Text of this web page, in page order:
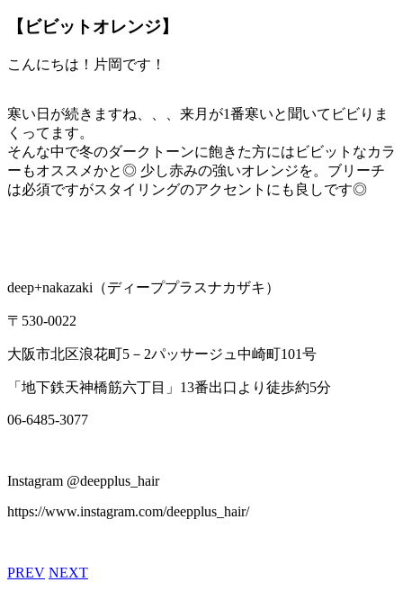
【ビビットオレンジ】
こんにちは！片岡です！
寒い日が続きますね、、、来月が1番寒いと聞いてビビりま
くってます。
そんな中で冬のダークトーンに飽きた方にはビビットなカラ
ーもオススメかと◎ 少し赤みの強いオレンジを。ブリーチ
は必須ですがスタイリングのアクセントにも良しです◎
deep+nakazaki （ディーププラスナカザキ）
〒 530-0022
大阪市北区浪花町5 － 2パッサージュ中崎町101号
「地下鉄天神橋筋六丁目」 13番出口より徒歩約5分
06-6485-3077
Instagram @deepplus_hair
https://www.instagram.com/deepplus_hair/
PREV NEXT